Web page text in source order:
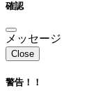
確認
メッセージ
Close
警告！！